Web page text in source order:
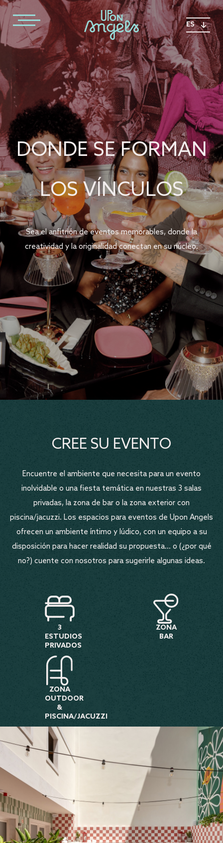
ES
DONDE SE FORMAN
LOS VÍNCULOS
Sea el anfitrión de eventos memorables, donde la
creatividad y la originalidad conectan en su núcleo.
CREE SU EVENTO
Encuentre el ambiente que necesita para un evento
inolvidable o una fiesta temática en nuestras 3 salas
privadas, la zona de bar o la zona exterior con
piscina/jacuzzi. Los espacios para eventos de Upon Angels
ofrecen un ambiente íntimo y lúdico, con un equipo a su
disposición para hacer realidad su propuesta... o (¿por qué
no?) cuente con nosotros para sugerirle algunas ideas.
3
ESTUDIOS
PRIVADOS
ZONA
BAR
ZONA
OUTDOOR
&
PISCINA/JACUZZI